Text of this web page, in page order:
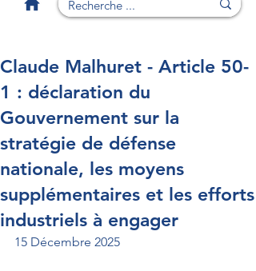
Claude Malhuret - Article 50-
1 : déclaration du
Gouvernement sur la
stratégie de défense
nationale, les moyens
supplémentaires et les efforts
industriels à engager
15 Décembre 2025